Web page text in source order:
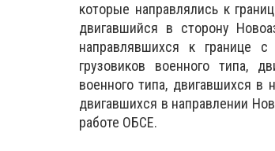
которые направлялись к
двигавшийся в сторону
направлявшихся к границе
грузовиков военного типа,
военного типа, двигавшихся в
двигавшихся в направлении
работе ОБСЕ.